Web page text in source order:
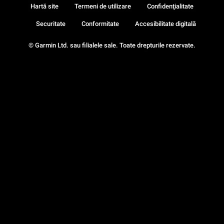
© Garmin Ltd. sau filialele sale. Toate drepturile rezervate.
Hartă site Termeni de utilizare Confidenţialitate
Securitate Conformitate Accesibilitate digitală